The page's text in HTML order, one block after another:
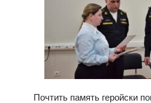
Почтить память геройски